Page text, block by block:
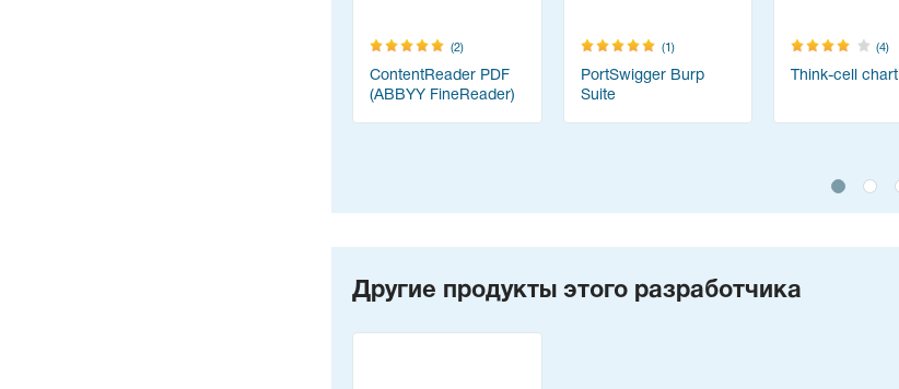
(2)
ContentReader PDF
(ABBYY FineReader)
(1)
PortSwigger Burp
Suite
(4)
Think-cell chart
Другие продукты этого разработчика